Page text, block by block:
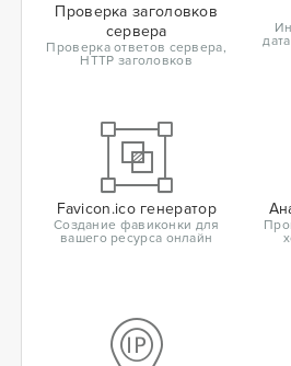
Проверка заголовков
сервера
Проверка ответов сервера,
HTTP заголовков
Favicon.ico генератор
Создание фавиконки для
вашего ресурса онлайн